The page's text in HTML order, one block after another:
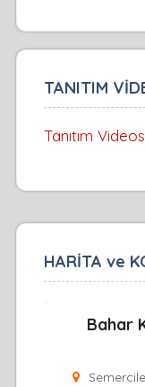
TANITIM
Tanıtım
HARİTA ve
Bahar